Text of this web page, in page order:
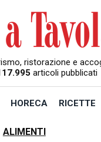
ristorazione e
articoli pubblicati
HORECA RICETTE
ALIMENTI